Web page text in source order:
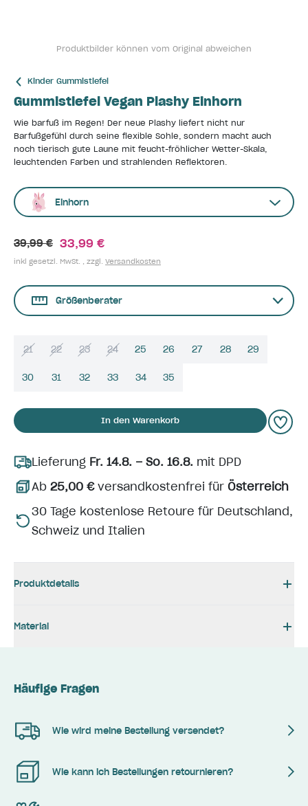
Produktbilder können vom Original abweichen
Kinder Gummistiefel
Gummistiefel Vegan Plashy Einhorn
Wie barfuß im Regen! Der neue Plashy liefert nicht nur
Barfußgefühl durch seine flexible Sohle, sondern macht auch
noch tierisch gute Laune mit feucht-fröhlicher Wetter-Skala,
leuchtenden Farben und strahlenden Reflektoren.
Einhorn
39,99 € 33,99 €
inkl gesetzl. MwSt. , zzgl. Versandkosten
Größenberater
21 22 23 24 25 26 27 28 29
30 31 32 33 34 35
In den Warenkorb
Lieferung Fr. 14.8. – So. 16.8. mit DPD
Ab 25,00 €versandkostenfrei für Österreich
30 Tage kostenlose Retoure für Deutschland,
Schweiz und Italien
Produktdetails
Material
Häufige Fragen
Wie wird meine Bestellung versendet?
Wie kann ich Bestellungen retournieren?